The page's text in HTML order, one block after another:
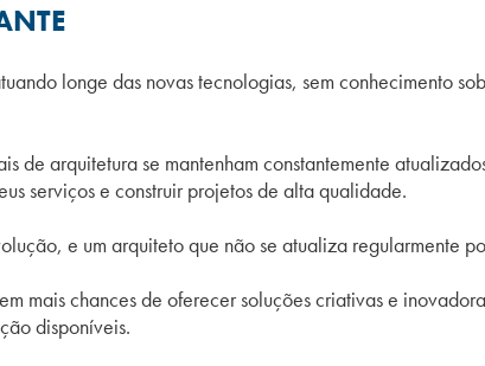
longe das novas tecnologias, sem conhecimento
de arquitetura se mantenham constantemente
serviços e construir projetos de alta qualidade.
e um arquiteto que não se atualiza regularmente
mais chances de oferecer soluções criativas e
disponíveis.